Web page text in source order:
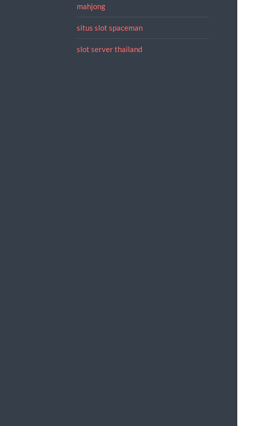
mahjong
situs slot spaceman
slot server thailand